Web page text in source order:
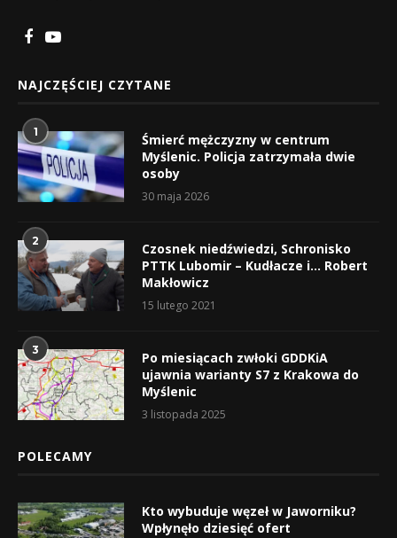
NAJCZĘŚCIEJ CZYTANE
1
Śmierć mężczyzny w centrum
Myślenic. Policja zatrzymała dwie
osoby
30 maja 2026
2
Czosnek niedźwiedzi, Schronisko
PTTK Lubomir – Kudłacze i… Robert
Makłowicz
15 lutego 2021
3
Po miesiącach zwłoki GDDKiA
ujawnia warianty S7 z Krakowa do
Myślenic
3 listopada 2025
POLECAMY
Kto wybuduje węzeł w Jaworniku?
Wpłynęło dziesięć ofert